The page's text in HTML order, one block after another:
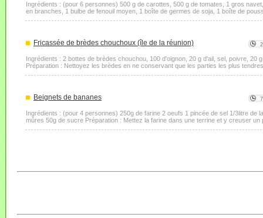
Ingrédients : (pour 6 personnes) 500 g de carottes, 500 g de tomates, 1 gros
en branches, 1 bulbe de fenouil moyen, 1 boîte de germes de soja, 1 boîte de
Fricassée de brèdes chouchoux (île de la réunion)
Ingrédients : 2 bottes de brèdes chouchou, 100 d'oignon, 20 g d'ail, sel, poivre, 20
Préparation : Nettoyez les brèdes en ne conservant que les parties les plus
Beignets de bananes
Ingrédients : (pour 4 personnes) 250g de farine 2 oeufs 1 pincée de sel 1/3litre de
mûres 50g de sucre Préparation : Mettez la farine dans une terrine et y creuser